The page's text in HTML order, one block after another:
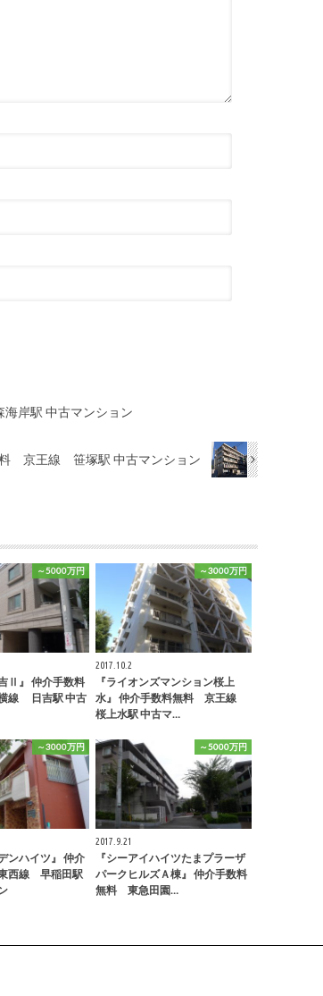
岸駅 中古マンション
料 京王線 笹塚駅 中古マンション
～5000万円
Ⅱ』 仲介手数料
線 日吉駅 中古
～3000万円
2017.10.2
『ライオンズマンション桜上
水』 仲介手数料無料 京王線
桜上水駅 中古マ…
～3000万円
ンハイツ』 仲介
西線 早稲田駅
～5000万円
2017.9.21
『シーアイハイツたまプラーザ
パークヒルズＡ棟』 仲介手数料
無料 東急田園…